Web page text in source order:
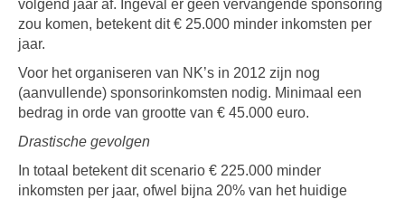
volgend jaar af. Ingeval er geen vervangende sponsoring
zou komen, betekent dit € 25.000 minder inkomsten per
jaar.
Voor het organiseren van NK’s in 2012 zijn nog
(aanvullende) sponsorinkomsten nodig. Minimaal een
bedrag in orde van grootte van € 45.000 euro.
Drastische gevolgen
In totaal betekent dit scenario € 225.000 minder
inkomsten per jaar, ofwel bijna 20% van het huidige